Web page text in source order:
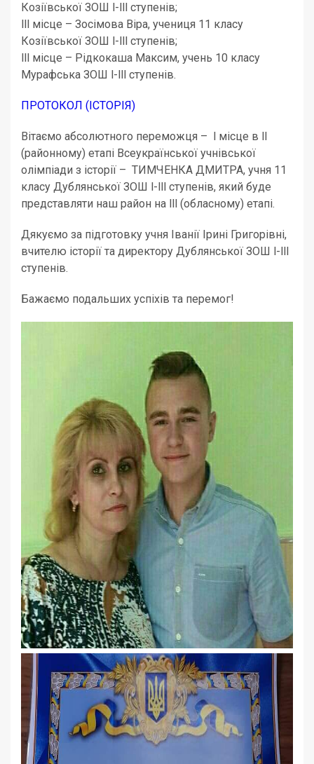
Козіївської ЗОШ l-lll ступенів;
lll місце – Зосімова Віра, учениця 11 класу
Козіївської ЗОШ l-lll ступенів;
lll місце – Рідкокаша Максим, учень 10 класу
Мурафська ЗОШ l-lll ступенів.
ПРОТОКОЛ (ІСТОРІЯ)
Вітаємо абсолютного переможця – l місце в ll
(районному) етапі Всеукраїнської учнівської
олімпіади з історії – ТИМЧЕНКА ДМИТРА, учня 11
класу Дублянської ЗОШ l-lll ступенів, який буде
представляти наш район на lll (обласному) етапі.
Дякуємо за підготовку учня Іванії Ірині Григорівні,
вчителю історії та директору Дублянської ЗОШ l-lll
ступенів.
Бажаємо подальших успіхів та перемог!